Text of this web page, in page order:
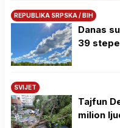
REPUBLIKA SRPSKA / BIH
Danas
39
SVIJET
Tajfun
milion